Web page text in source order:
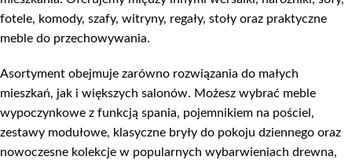
fotele, komody, szafy, witryny, regały, stoły oraz praktyczne
meble do przechowywania.
Asortyment obejmuje zarówno rozwiązania do małych
mieszkań, jak i większych salonów. Możesz wybrać meble
wypoczynkowe z funkcją spania, pojemnikiem na pościel,
zestawy modułowe, klasyczne bryły do pokoju dziennego oraz
nowoczesne kolekcje w popularnych wybarwieniach drewna,